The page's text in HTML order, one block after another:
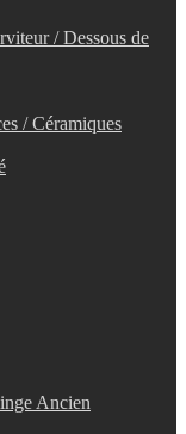
/ Dessous de
/ Céramiques
Ancien